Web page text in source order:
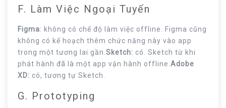
F. Làm Việc Ngoại Tuyến
Figma: không có chế độ làm việc offline. Figma cũng
không có kế hoạch thêm chức năng này vào app
trong một tương lai gần. Sketch: có. Sketch từ khi
phát hành đã là một app vận hành offline. Adobe
XD: có, tương tự Sketch.
G. Prototyping